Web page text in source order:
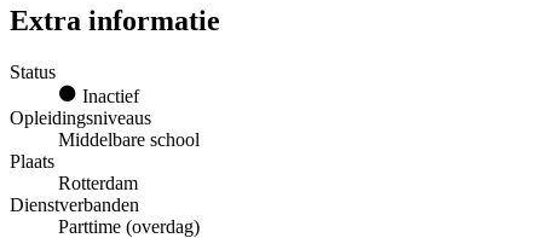
Extra informatie
Status
Inactief
Opleidingsniveaus
Middelbare school
Plaats
Rotterdam
Dienstverbanden
Parttime (overdag)